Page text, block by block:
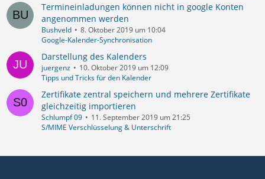
Termineinladungen können nicht in google Konten
angenommen werden
Bushveld
8. Oktober 2019 um 10:04
Google-Kalender-Synchronisation
Darstellung des Kalenders
juergenz
10. Oktober 2019 um 12:09
Tipps und Tricks für den Kalender
Zertifikate zentral speichern und mehrere Zertifikate
gleichzeitig importieren
Schlumpf 09
11. September 2019 um 21:25
S/MIME Verschlüsselung & Unterschrift